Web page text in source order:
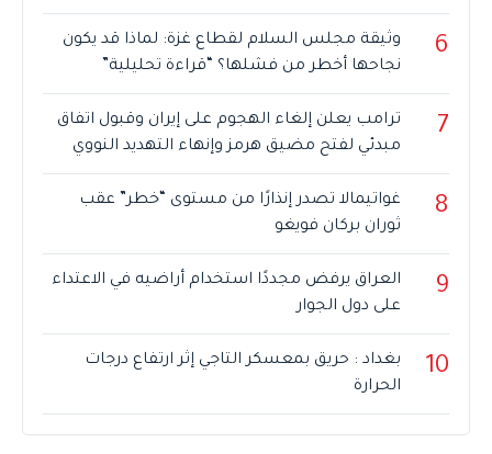
6
وثيقة مجلس السلام لقطاع غزة: لماذا قد يكون
نجاحها أخطر من فشلها؟ “قراءة تحليلية”
7
ترامب يعلن إلغاء الهجوم على إيران وقبول اتفاق
مبدئي لفتح مضيق هرمز وإنهاء التهديد النووي
8
غواتيمالا تصدر إنذارًا من مستوى “خطر” عقب
ثوران بركان فويغو
9
العراق يرفض مجددًا استخدام أراضيه في الاعتداء
على دول الجوار
10
بغداد : حريق بمعسكر التاجي إثر ارتفاع درجات
الحرارة